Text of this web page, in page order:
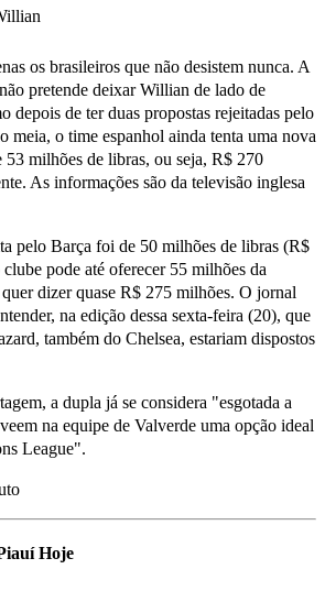
os brasileiros que não desistem nunca. A
pretende deixar Willian de lado de
depois de ter duas propostas rejeitadas pelo
meia, o time espanhol ainda tenta uma nova
53 milhões de libras, ou seja, R$ 270
As informações são da televisão inglesa
pelo Barça foi de 50 milhões de libras (R$
pode até oferecer 55 milhões da
dizer quase R$ 275 milhões. O jornal
na edição dessa sexta-feira (20), que
também do Chelsea, estariam dispostos
a dupla já se considera "esgotada a
na equipe de Valverde uma opção ideal
League".
Hoje